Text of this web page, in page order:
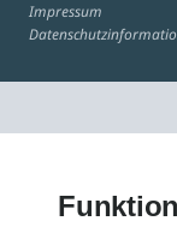
Impressum